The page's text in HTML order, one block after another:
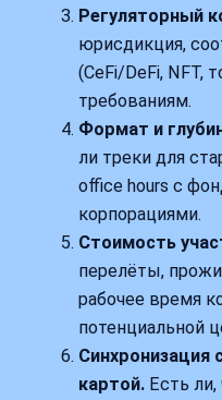
Регуляторный
юрисдикция,
(CeFi/DeFi, NFT,
требованиям.
Формат и
ли треки для
office hours с
корпорациями.
Стоимость
перелёты,
рабочее время
потенциальной
Синхронизация
картой. Есть